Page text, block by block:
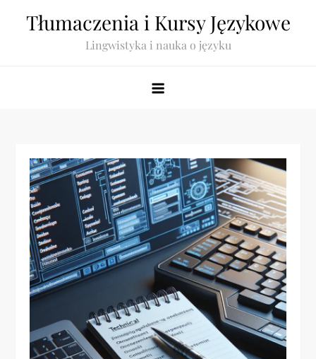
Tłumaczenia i Kursy Językowe
Lingwistyka i nauka o języku